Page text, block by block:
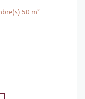
Appartement 3 pièce(s) 2 chambre(s) 50 m²